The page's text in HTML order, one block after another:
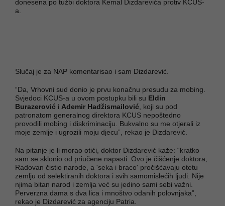
donesena po tužbi doktora Kemal Dizdarevića protiv KCUS-
a.
Slučaj je za NAP komentarisao i sam Dizdarević.
“Da, Vrhovni sud donio je prvu konačnu presudu za mobing.
Svjedoci KCUS-a u ovom postupku bili su Eldin
Burazerović i Ademir Hadžismailović , koji su pod
patronatom generalnog direktora KCUS nepoštedno
provodili mobing i diskriminaciju. Bukvalno su me otjerali iz
moje zemlje i ugrozili moju djecu”, rekao je Dizdarević.
Na pitanje je li morao otići, doktor Dizdarević kaže: “kratko
sam se sklonio od priučene napasti. Ovo je čišćenje doktora,
Radovan čistio narode, a 'seka i braco' pročišćavaju otetu
zemlju od selektiranih doktora i svih samomislećih ljudi. Nije
njima bitan narod i zemlja već su jedino sami sebi važni.
Perverzna dama s dva lica i mnoštvo odanih polovnjaka”,
rekao je Dizdarević za agenciju Patria.